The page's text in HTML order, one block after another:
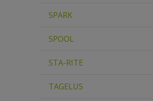
SPARK
SPOOL
STA-RITE
TAGELUS